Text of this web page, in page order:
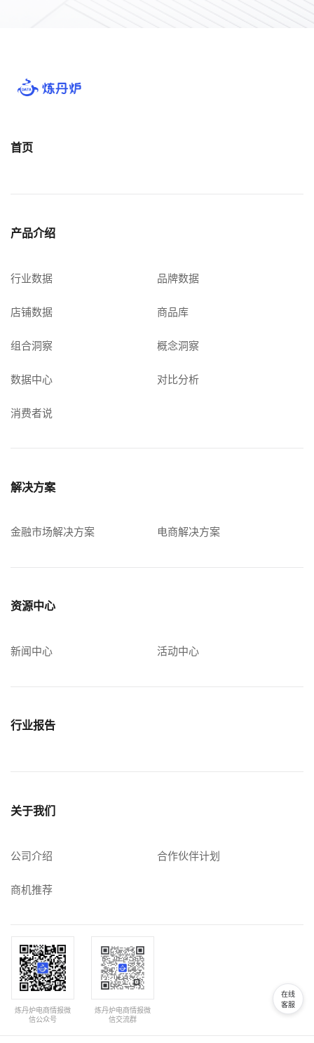
首页
产品介绍
行业数据 品牌数据
店铺数据 商品库
组合洞察 概念洞察
数据中心 对比分析
消费者说
解决方案
金融市场解决方案 电商解决方案
资源中心
新闻中心 活动中心
行业报告
关于我们
公司介绍 合作伙伴计划
商机推荐
炼丹炉电商情报微
信公众号
炼丹炉电商情报微
信交流群
在线
客服